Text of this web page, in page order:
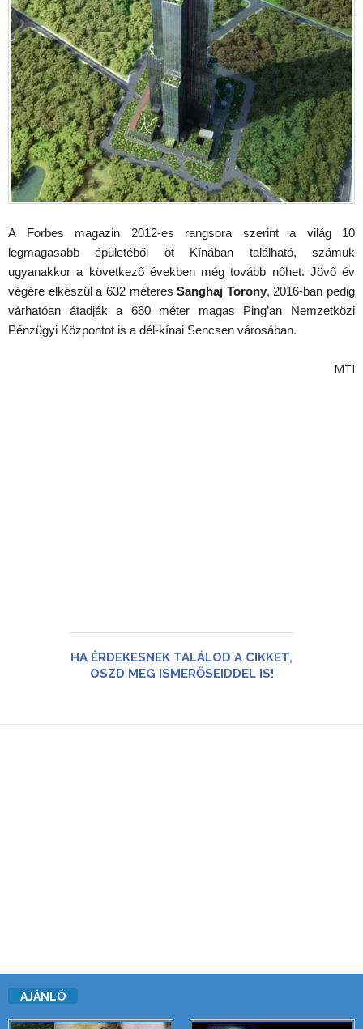
A Forbes magazin 2012-es rangsora szerint a világ 10
legmagasabb épületéből öt Kínában található, számuk
ugyanakkor a következő években még tovább nőhet. Jövő év
végére elkészül a 632 méteresSanghaj Torony, 2016-ban pedig
várhatóan átadják a 660 méter magas Ping’an Nemzetközi
Pénzügyi Központot is a dél-kínai Sencsen városában.
MTI
HA ÉRDEKESNEK TALÁLOD A CIKKET,
OSZD MEG ISMERŐSEIDDEL IS!
AJÁNLÓ